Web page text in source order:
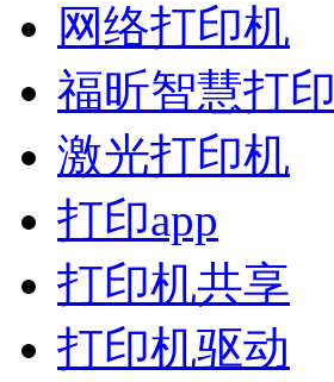
网络打印机
福昕智慧打印
激光打印机
打印app
打印机共享
打印机驱动